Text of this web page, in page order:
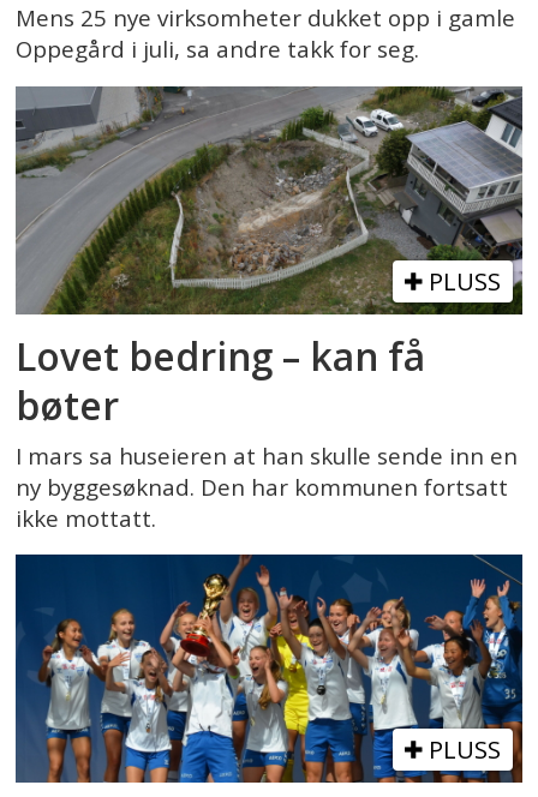
Mens 25 nye virksomheter dukket opp i gamle
Oppegård i juli, sa andre takk for seg.
PLUSS
Lovet bedring – kan få
bøter
I mars sa huseieren at han skulle sende inn en
ny byggesøknad. Den har kommunen fortsatt
ikke mottatt.
PLUSS